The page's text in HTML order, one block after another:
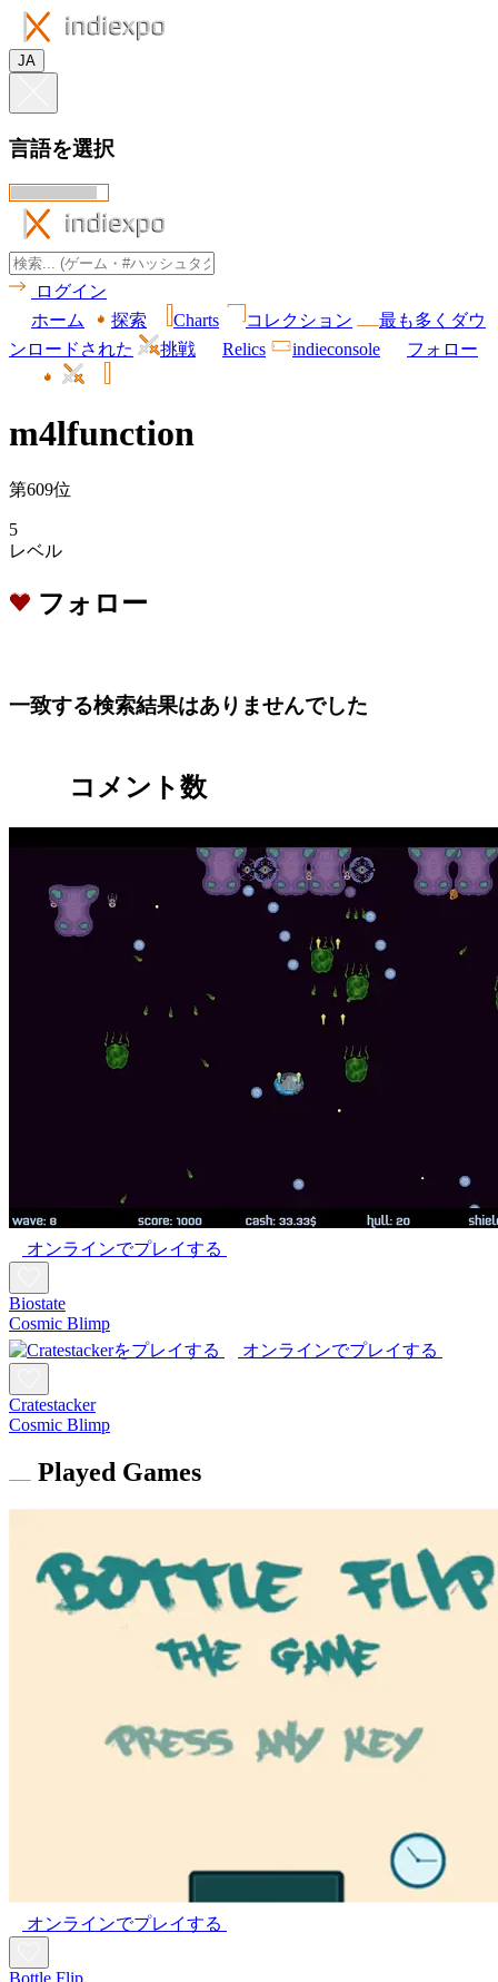
JA
言語を選択
ログイン
ホーム
探索 Charts コレクション
最も多くダウ
ンロードされた
挑戦 Relics indieconsole フォロー
m4lfunction
第609位
5
レベル
フォロー
一致する検索結果はありませんでした
コメント数
オンラインでプレイする
Biostate
Cosmic Blimp
オンラインでプレイする
Cratestacker
Cosmic Blimp
Played Games
オンラインでプレイする